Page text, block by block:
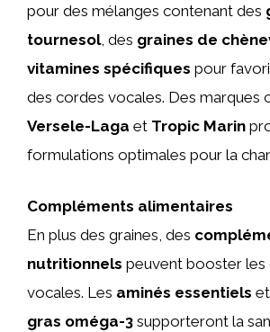
pour des mélanges contenant des
tournesol, des graines de
vitamines spécifiques pour
des cordes vocales. Des marques
Versele-Laga et Tropic Marin
formulations optimales pour la
Compléments alimentaires
En plus des graines, des
nutritionnels peuvent booster les
vocales. Les aminés essentiels
gras oméga-3 supporteront la